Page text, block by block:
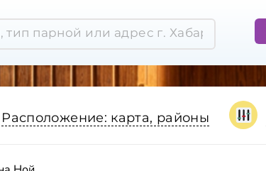
Расположение: карта, районы